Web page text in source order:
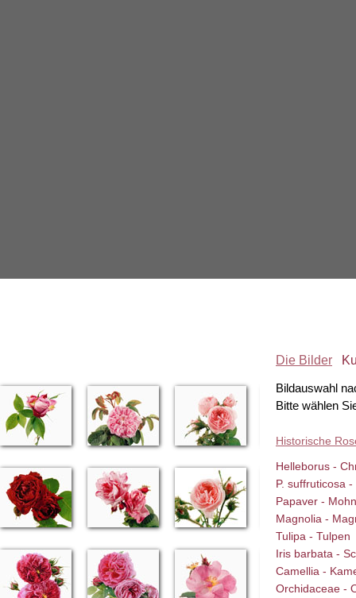
Die Bilder
Bildauswahl
Bitte wählen
Historische
Helleborus -
P. suffruticosa
Papaver - Mohn
Magnolia -
Tulipa - Tulpen
Iris barbata -
Camellia -
Orchidaceae -